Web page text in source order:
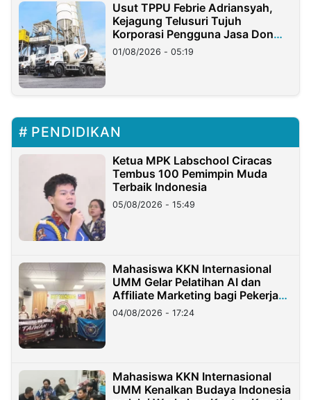
Usut TPPU Febrie Adriansyah,
Kejagung Telusuri Tujuh
Korporasi Pengguna Jasa Don
Ritto
01/08/2026 - 05:19
PENDIDIKAN
Ketua MPK Labschool Ciracas
Tembus 100 Pemimpin Muda
Terbaik Indonesia
05/08/2026 - 15:49
Mahasiswa KKN Internasional
UMM Gelar Pelatihan AI dan
Affiliate Marketing bagi Pekerja
Migran Indonesia di Taiwan
04/08/2026 - 17:24
Mahasiswa KKN Internasional
UMM Kenalkan Budaya Indonesia